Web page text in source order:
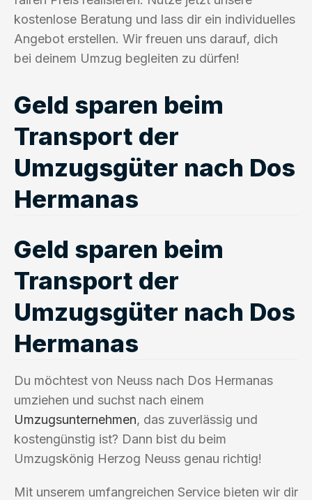
kostenlose Beratung und lass dir ein individuelles
Angebot erstellen. Wir freuen uns darauf, dich
bei deinem Umzug begleiten zu dürfen!
Geld sparen beim
Transport der
Umzugsgüter nach Dos
Hermanas
Geld sparen beim
Transport der
Umzugsgüter nach Dos
Hermanas
Du möchtest von Neuss nach Dos Hermanas
umziehen und suchst nach einem
Umzugsunternehmen, das zuverlässig und
kostengünstig ist? Dann bist du beim
Umzugskönig Herzog Neuss genau richtig!
Mit unserem umfangreichen Service bieten wir dir